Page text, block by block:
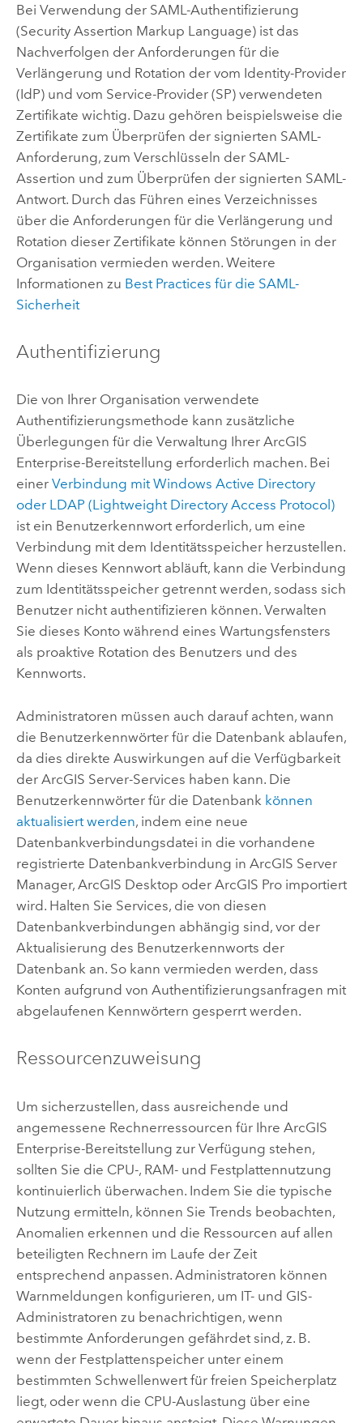
Bei Verwendung der SAML-Authentifizierung
(Security Assertion Markup Language) ist das
Nachverfolgen der Anforderungen für die
Verlängerung und Rotation der vom Identity-Provider
(IdP) und vom Service-Provider (SP) verwendeten
Zertifikate wichtig. Dazu gehören beispielsweise die
Zertifikate zum Überprüfen der signierten SAML-
Anforderung, zum Verschlüsseln der SAML-
Assertion und zum Überprüfen der signierten SAML-
Antwort. Durch das Führen eines Verzeichnisses
über die Anforderungen für die Verlängerung und
Rotation dieser Zertifikate können Störungen in der
Organisation vermieden werden. Weitere
Informationen zu Best Practices für die SAML-
Sicherheit
Authentifizierung
Die von Ihrer Organisation verwendete
Authentifizierungsmethode kann zusätzliche
Überlegungen für die Verwaltung Ihrer ArcGIS
Enterprise-Bereitstellung erforderlich machen. Bei
einer Verbindung mit Windows Active Directory
oder LDAP (Lightweight Directory Access Protocol)
ist ein Benutzerkennwort erforderlich, um eine
Verbindung mit dem Identitätsspeicher herzustellen.
Wenn dieses Kennwort abläuft, kann die Verbindung
zum Identitätsspeicher getrennt werden, sodass sich
Benutzer nicht authentifizieren können. Verwalten
Sie dieses Konto während eines Wartungsfensters
als proaktive Rotation des Benutzers und des
Kennworts.
Administratoren müssen auch darauf achten, wann
die Benutzerkennwörter für die Datenbank ablaufen,
da dies direkte Auswirkungen auf die Verfügbarkeit
der ArcGIS Server-Services haben kann. Die
Benutzerkennwörter für die Datenbank können
aktualisiert werden, indem eine neue
Datenbankverbindungsdatei in die vorhandene
registrierte Datenbankverbindung in ArcGIS Server
Manager, ArcGIS Desktop oder ArcGIS Proimportiert
wird. Halten Sie Services, die von diesen
Datenbankverbindungen abhängig sind, vor der
Aktualisierung des Benutzerkennworts der
Datenbank an. So kann vermieden werden, dass
Konten aufgrund von Authentifizierungsanfragen mit
abgelaufenen Kennwörtern gesperrt werden.
Ressourcenzuweisung
Um sicherzustellen, dass ausreichende und
angemessene Rechnerressourcen für Ihre ArcGIS
Enterprise-Bereitstellung zur Verfügung stehen,
sollten Sie die CPU-, RAM- und Festplattennutzung
kontinuierlich überwachen. Indem Sie die typische
Nutzung ermitteln, können Sie Trends beobachten,
Anomalien erkennen und die Ressourcen auf allen
beteiligten Rechnern im Laufe der Zeit
entsprechend anpassen. Administratoren können
Warnmeldungen konfigurieren, um IT- und GIS-
Administratoren zu benachrichtigen, wenn
bestimmte Anforderungen gefährdet sind, z. B.
wenn der Festplattenspeicher unter einem
bestimmten Schwellenwert für freien Speicherplatz
liegt, oder wenn die CPU-Auslastung über eine